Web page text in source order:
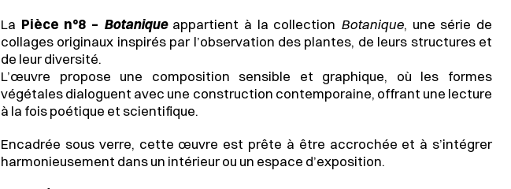
La Pièce n°8 – Botanique appartient à la collection Botanique, une série de
collages originaux inspirés par l’observation des plantes, de leurs structures et
de leur diversité.
L’œuvre propose une composition sensible et graphique, où les formes
végétales dialoguent avec une construction contemporaine, offrant une lecture
à la fois poétique et scientifique.
Encadrée sous verre, cette œuvre est prête à être accrochée et à s’intégrer
harmonieusement dans un intérieur ou un espace d’exposition.